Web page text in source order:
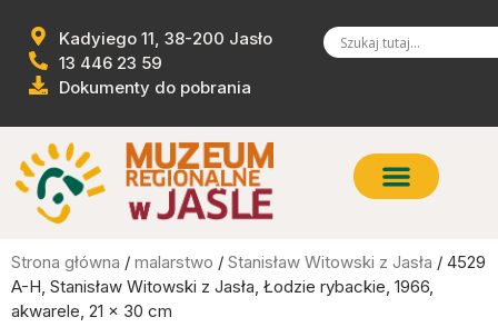
Kadyiego 11, 38-200 Jasło
13 446 23 59
Dokumenty do pobrania
Strona główna / malarstwo / Stanisław Witowski z Jasła / 4529
A-H, Stanisław Witowski z Jasła, Łodzie rybackie, 1966,
akwarele, 21 x 30 cm